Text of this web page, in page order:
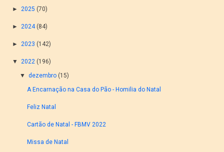
►2025 (70)
►2024 (84)
►2023 (142)
▼ 2022 (196)
▼ dezembro (15)
A Encarnação na Casa do Pão - Homilia do Natal
Feliz Natal
Cartão de Natal - FBMV 2022
Missa de Natal